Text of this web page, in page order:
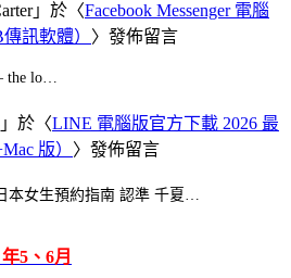
」於〈Facebook Messenger 電腦
訊軟體） 〉發佈留言
the lo…
」於〈LINE 電腦版官方下載 2026 最
版） 〉發佈留言
本女生預約指南 認準 千夏…
5、6月